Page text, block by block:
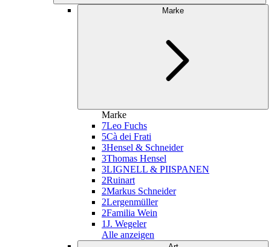
Marke
Marke
7Leo Fuchs
5Cà dei Frati
3Hensel & Schneider
3Thomas Hensel
3LIGNELL & PIISPANEN
2Ruinart
2Markus Schneider
2Lergenmüller
2Familia Wein
1J. Wegeler
Alle anzeigen